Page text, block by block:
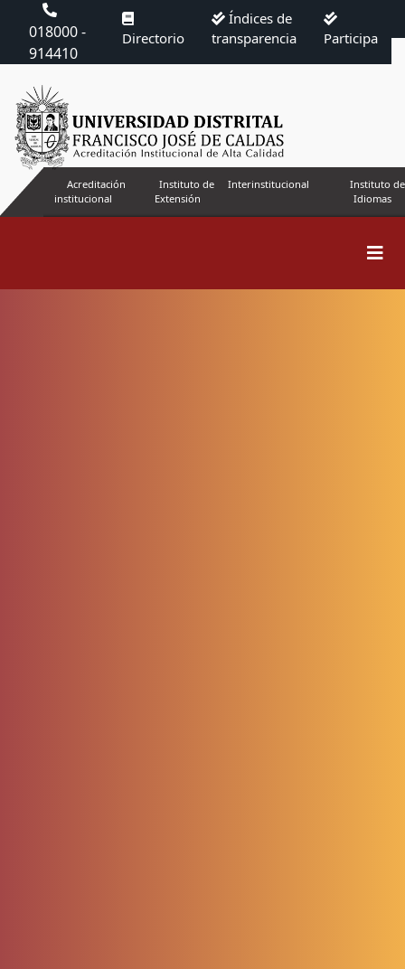
018000 -
914410
Directorio
Índices de
transparencia
Participa
Acreditación
institucional
Instituto de
Extensión
Interinstitucional
Instituto de
Idiomas